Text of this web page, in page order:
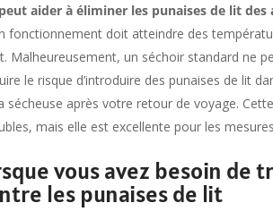
aider à éliminer les punaises de lit
fonctionnement doit atteindre des
Malheureusement, un séchoir standard ne
le risque d’introduire des punaises de lit
sécheuse après votre retour de voyage.
mais elle est excellente pour les
vous avez besoin
les punaises de lit